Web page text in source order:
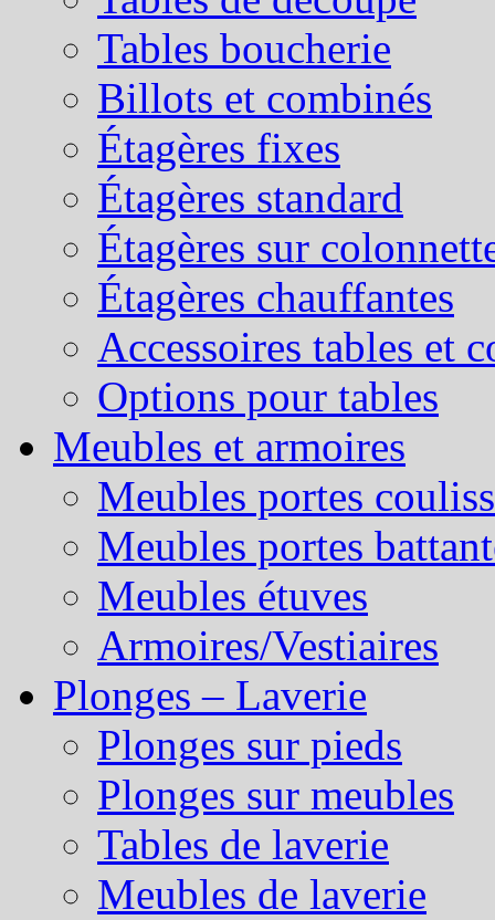
Tables boucherie
Billots et combinés
Étagères fixes
Étagères standard
Étagères sur
Étagères chauffantes
Accessoires tables et
Options pour tables
Meubles et armoires
Meubles portes
Meubles portes
Meubles étuves
Armoires/Vestiaires
Plonges – Laverie
Plonges sur pieds
Plonges sur meubles
Tables de laverie
Meubles de laverie